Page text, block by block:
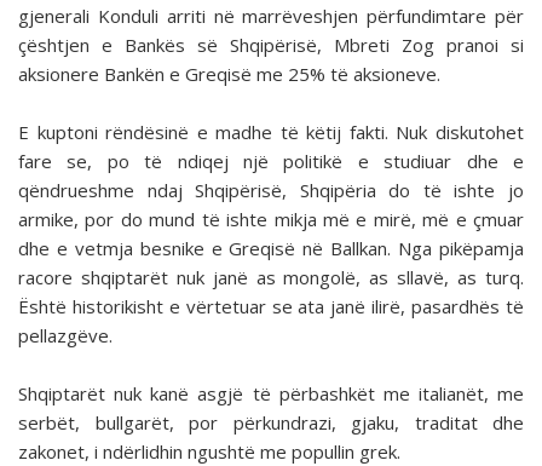
gjenerali Konduli arriti në marrëveshjen përfundimtare për
çështjen e Bankës së Shqipërisë, Mbreti Zog pranoi si
aksionere Bankën e Greqisë me 25% të aksioneve.
E kuptoni rëndësinë e madhe të këtij fakti. Nuk diskutohet
fare se, po të ndiqej një politikë e studiuar dhe e
qëndrueshme ndaj Shqipërisë, Shqipëria do të ishte jo
armike, por do mund të ishte mikja më e mirë, më e çmuar
dhe e vetmja besnike e Greqisë në Ballkan. Nga pikëpamja
racore shqiptarët nuk janë as mongolë, as sllavë, as turq.
Është historikisht e vërtetuar se ata janë ilirë, pasardhës të
pellazgëve.
Shqiptarët nuk kanë asgjë të përbashkët me italianët, me
serbët, bullgarët, por përkundrazi, gjaku, traditat dhe
zakonet, i ndërlidhin ngushtë me popullin grek.